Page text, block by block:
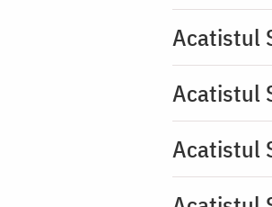
Acatistul
Acatistul
Acatistul